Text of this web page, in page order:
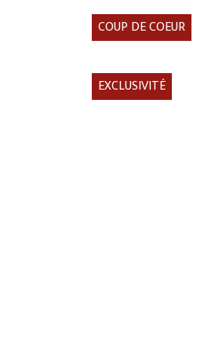
EXCLUSIVITÉ
COUP DE COEUR